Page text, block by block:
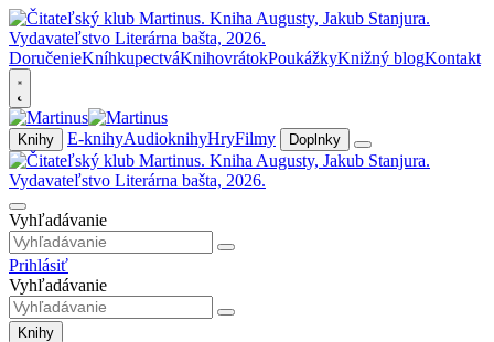
DoručenieKníhkupectváKnihovrátokPoukážkyKnižný blogKontakt
Knihy E-knihyAudioknihyHryFilmy Doplnky
Vyhľadávanie
Prihlásiť
Vyhľadávanie
Knihy